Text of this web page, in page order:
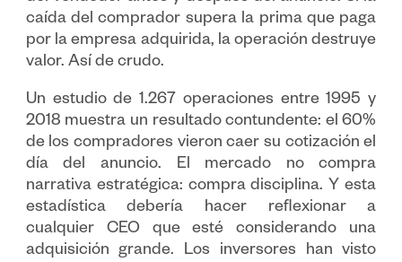
caída del comprador supera la prima que paga
por la empresa adquirida, la operación destruye
valor. Así de crudo.
Un estudio de 1.267 operaciones entre 1995 y
2018 muestra un resultado contundente: el 60%
de los compradores vieron caer su cotización el
día del anuncio. El mercado no compra
narrativa estratégica: compra disciplina. Y esta
estadística debería hacer reflexionar a
cualquier CEO que esté considerando una
adquisición grande. Los inversores han visto